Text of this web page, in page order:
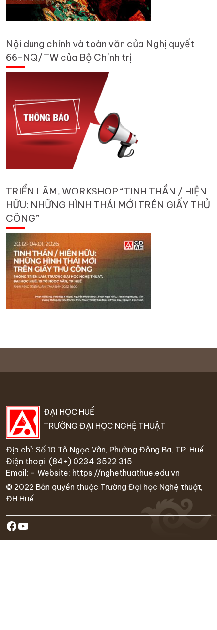
Nội dung chính và toàn văn của Nghị quyết
66-NQ/TW của Bộ Chính trị
TRIỂN LÃM, WORKSHOP “TINH THẦN / HIỆN
HỮU: NHỮNG HÌNH THÁI MỚI TRÊN GIẤY THỦ
CÔNG”
ĐẠI HỌC HUẾ
TRƯỜNG ĐẠI HỌC NGHỆ THUẬT
Địa chỉ: Số 10 Tô Ngọc Vân, Phường Đông Ba, TP. Huế
Điện thoại: (84+) 0234 3522 315
Email: - Website: https://nghethuathue.edu.vn
© 2022 Bản quyền thuộc Trường Đại học Nghệ thuật,
ĐH Huế
https://www.facebook.com/
Youtube